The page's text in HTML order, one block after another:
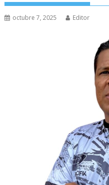
octubre 7, 2025 Editor